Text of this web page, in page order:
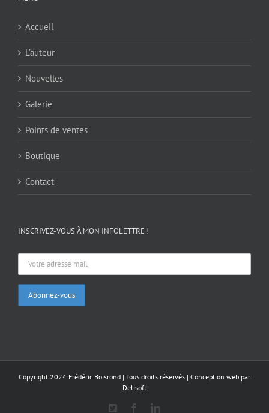
Accueil
L’auteur
Nouvelles
Galerie
Points de ventes
Boutique
Contact
INSCRIVEZ-VOUS À MON INFOLETTRE !
Copyright 2024 Frédéric Boisrond | Tous droits réservés | Conception web par
Delisoft
FacebookLinkedIn